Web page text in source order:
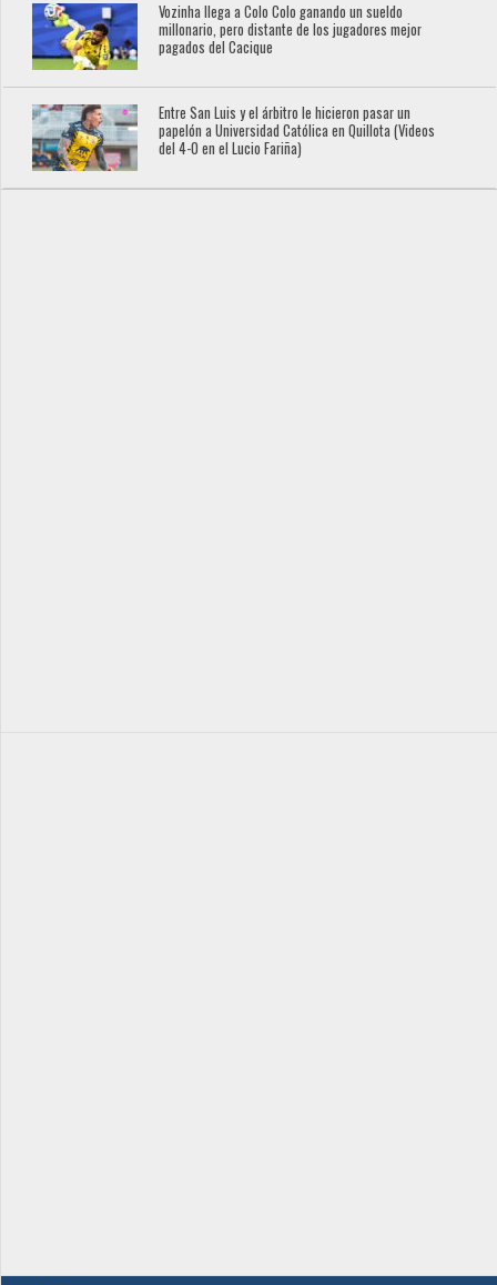
Vozinha llega a Colo Colo ganando un sueldo
millonario, pero distante de los jugadores mejor
pagados del Cacique
Entre San Luis y el árbitro le hicieron pasar un
papelón a Universidad Católica en Quillota (Videos
del 4-0 en el Lucio Fariña)